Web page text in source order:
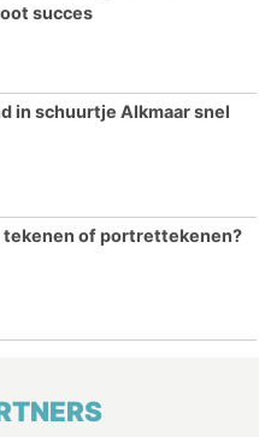
succes
in schuurtje Alkmaar snel
tekenen of portrettekenen?